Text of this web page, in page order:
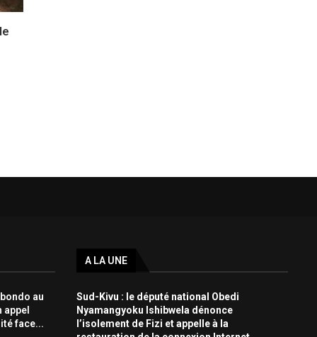
au
face...
A LA UNE
Sud-Kivu : le député national Obedi
Nyamangyoku Ishibwela dénonce
l’isolement de Fizi et appelle à la